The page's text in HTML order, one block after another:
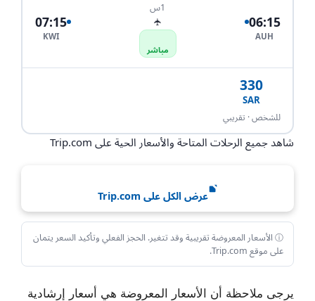
06:15
AUH
1س
✈
مباشر
07:15
KWI
330
SAR
للشخص · تقريبي
شاهد جميع الرحلات المتاحة والأسعار الحية على Trip.com
عرض الكل على Trip.com
ⓘ الأسعار المعروضة تقريبية وقد تتغير. الحجز الفعلي وتأكيد السعر يتمان
على موقع Trip.com.
يرجى ملاحظة أن الأسعار المعروضة هي أسعار إرشادية